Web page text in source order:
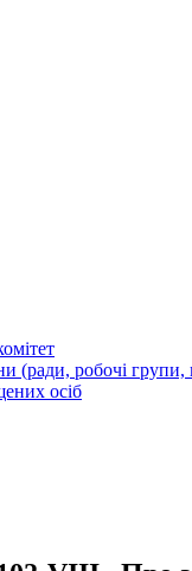
(ради, робочі групи,
осіб